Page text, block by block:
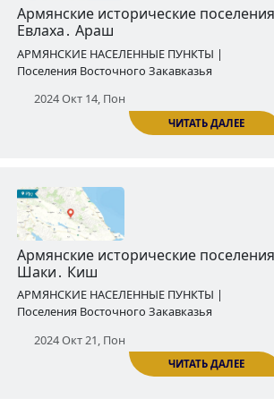
Армянские исторические
Евлаха․ Араш
АРМЯНСКИЕ НАСЕЛЕННЫЕ ПУНКТЫ |
Поселения Восточного Закавказья
2024 Окт 14, Пон